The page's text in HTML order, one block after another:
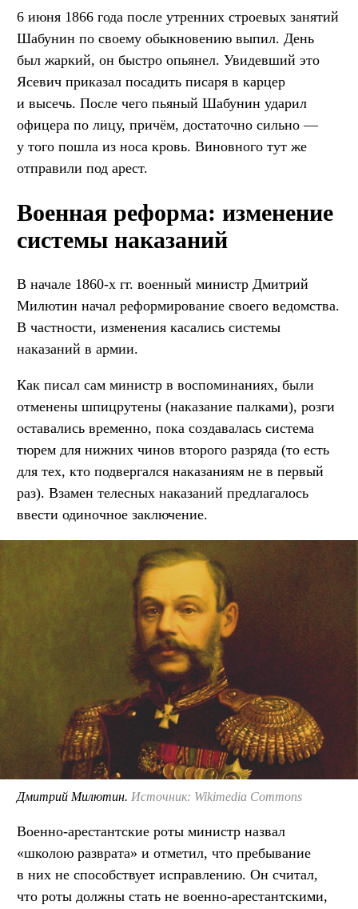
6 июня 1866 года после утренних строевых занятий
Шабунин по своему обыкновению выпил. День
был жаркий, он быстро опьянел. Увидевший это
Ясевич приказал посадить писаря в карцер
и высечь. После чего пьяный Шабунин ударил
офицера по лицу, причём, достаточно сильно —
у того пошла из носа кровь. Виновного тут же
отправили под арест.
Военная реформа: изменение
системы наказаний
В начале 1860-х гг. военный министр Дмитрий
Милютин начал реформирование своего ведомства.
В частности, изменения касались системы
наказаний в армии.
Как писал сам министр в воспоминаниях, были
отменены шпицрутены (наказание палками), розги
оставались временно, пока создавалась система
тюрем для нижних чинов второго разряда (то есть
для тех, кто подвергался наказаниям не в первый
раз). Взамен телесных наказаний предлагалось
ввести одиночное заключение.
Дмитрий Милютин. Источник: Wikimedia Commons
Военно-арестантские роты министр назвал
«школою разврата» и отметил, что пребывание
в них не способствует исправлению. Он считал,
что роты должны стать не военно-арестантскими,